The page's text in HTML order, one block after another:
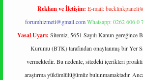
Reklam ve İletişim: E-mail:
forumhizmeti@gmail.comWhatsapp: 0262 606 0
Yasal Uyarı: Sitemiz, 5651 Sayılı Kanun
Kurumu (BTK) tarafından onaylanmış bir Yer
vermektedir. Bu nedenle, sitedeki içerikleri
araştırma yükümlülüğümüz bulunmamaktadır.